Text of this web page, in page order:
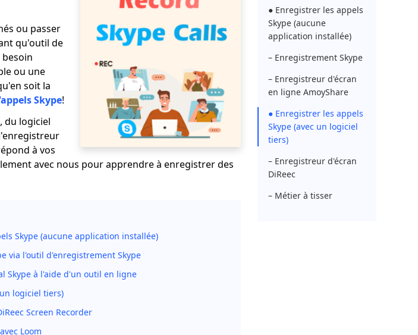
ou passer
qu'outil de
ou une
soit la
Skype!
du logiciel
à vos
avec nous pour apprendre à enregistrer des
Skype (aucune application installée)
via l'outil d'enregistrement Skype
Skype à l'aide d'un outil en ligne
logiciel tiers)
Screen Recorder
Loom
● Enregistrer les appels
Skype (aucune
application installée)
– Enregistrement Skype
– Enregistreur d'écran
en ligne AmoyShare
● Enregistrer les appels
Skype (avec un logiciel
tiers)
– Enregistreur d'écran
DiReec
– Métier à tisser